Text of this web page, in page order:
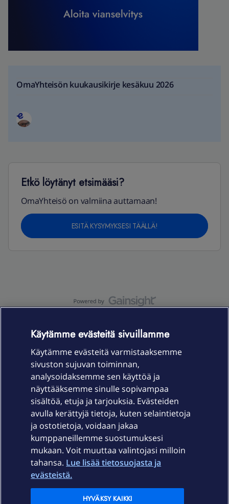
OmaYhteisön kuukausikirje kesäkuu 2026
Etkö löytänyt etsimääsi?
OmaYhteisö on valmiina auttamaan!
ESITÄ KYSYMYKSESI TÄÄLLÄ!
Laitteet & liittymät
Palvelut
Ajankohtaista
Elisa Oyj
Käytämme evästeitä sivuillamme
Käytämme evästeitä varmistaaksemme
sivuston sujuvan toiminnan,
analysoidaksemme sen käyttöä ja
näyttääksemme sinulle sopivampaa
sisältöä, etuja ja tarjouksia. Evästeiden
avulla kerättyjä tietoja, kuten selaintietoja
ja ostotietoja, voidaan jakaa
kumppaneillemme suostumuksesi
mukaan. Voit muuttaa valintojasi milloin
tahansa. Lue lisää tietosuojasta ja
evästeistä.
HYVÄKSY KAIKKI